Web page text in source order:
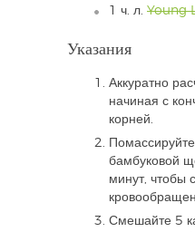
1 ч. л. Young
Указания
Аккуратно
начиная с
корней.
бамбуковой
минут, чтобы
Смешайте 5